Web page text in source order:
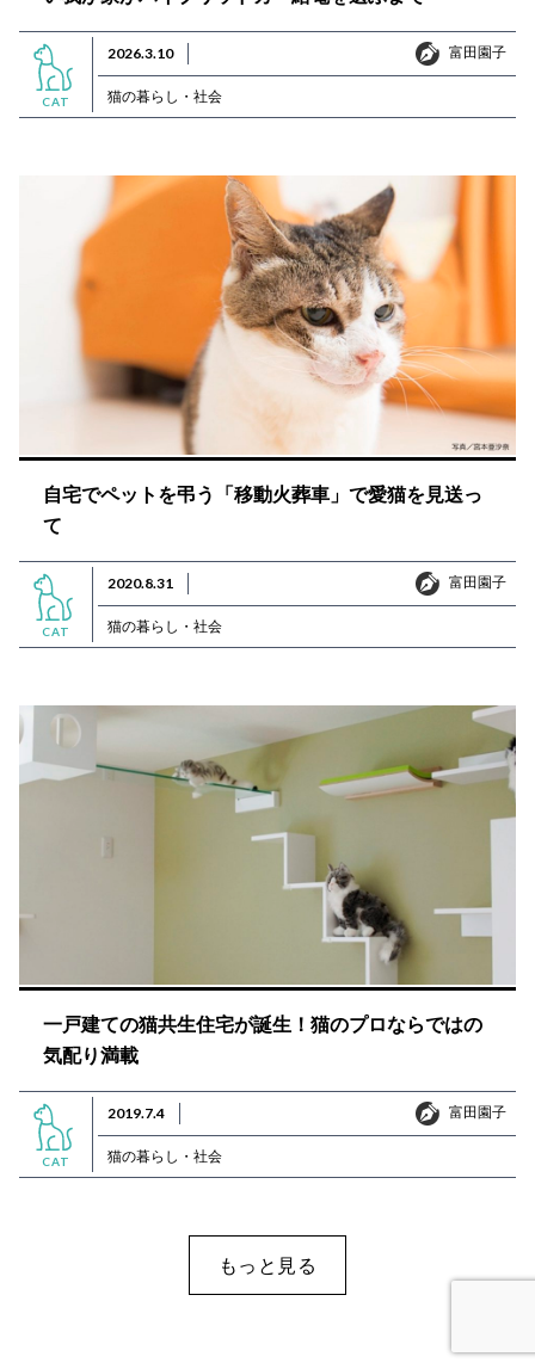
CAT
2026.3.10 富田園子
富田園子
猫の暮らし・社会
自宅でペットを弔う「移動火葬車」で愛猫を見送っ
て
CAT
2020.8.31 富田園子
富田園子
猫の暮らし・社会
一戸建ての猫共生住宅が誕生！猫のプロならではの
気配り満載
CAT
2019.7.4 富田園子
富田園子
猫の暮らし・社会
もっと見る